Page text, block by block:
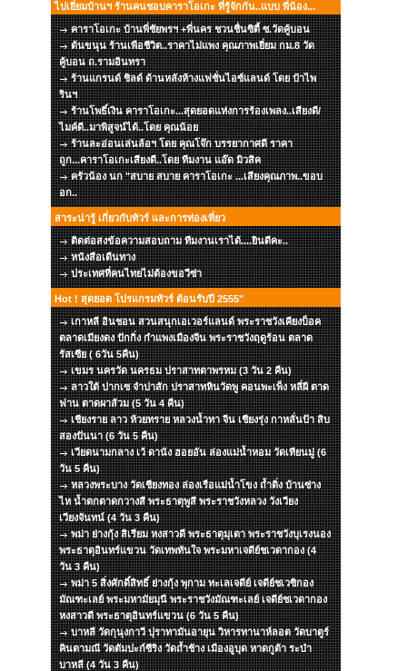
ไปเยี่ยมบ้านฯ ร้านคนชอบคาราโอเกะ ที่รู้จักกัน..แบบ พี่น้อง...
คาราโอเกะ บ้านพี่ชัยพรฯ +พี่นคร ชวนชื่นซิตี้ ซ.วัดคู้บอน
ต้นขนุน ร้านเพือชีวิต..ราคาไม่แพง คุณภาพเยี่ยม กม.8 วัด
คู้บอน ถ.รามอินทรา
ร้านแกรนด์ ชิลด์ ด้านหลังห้างแฟชั่นไอซ์แลนด์ โดย ป๋าไพ
รินฯ
ร้านโพธิ์เงิน คาราโอเกะ...สุดยอดแห่งการร้องเพลง..เสียงดี/
ไมค์ดี..มาพิสูจน์ได้..โดย คุณน้อย
ร้านละอ่อนเล่นล้อฯ โดย คุณโจ๊ก บรรยากาศดี ราคา
ถูก...คาราโอเกะเสียงดี..โดย ทีมงาน แอ๊ด มิวสิค
ครัวน้อง นก "สบาย สบาย คาราโอเกะ ...เสียงคุณภาพ..ขอบ
อก..
สาระน่ารู้ เกี่ยวกับทัวร์ และการท่องเที่ยว
ติดต่อสงข้อความสอบถาม ทีมงานเราได้....ยินดีคะ..
หนังสือเดืนทาง
ประเทศที่คนไทยไม่ต้องขอวีซ่า
Hot ! สุดยอด โปรแกรมทัวร์ ต้อนรับปี 2555"
เกาหลี อินชอน สวนสนุกเอเวอร์แลนด์ พระราชวังเคียงบ็อค
ตลาดเมียงดง ปักกิ่ง กำแพงเมืองจีน พระราชวังฤดูร้อน ตลาด
รัสเซีย ( 6วัน 5คืน)
เขมร นครวัด นครธม ปราสาทตาพรหม (3 วัน 2 คืน)
ลาวใต้ ปากเซ จำปาสัก ปราสาทหินวัดพู คอนพะเพ็ง หลี่ผี ตาด
ฟาน ตาดผาส้วม (5 วัน 4 คืน)
เชียงราย ลาว ห้วยทราย หลวงน้ำทา จีน เชียงรุ่ง กาหลั่นป้า สิบ
สองปันนา (6 วัน 5 คืน)
เวียดนามกลาง เว้ ดานัง ฮอยอัน ล่องแม่น้ำหอม วัดเทียนมู่ (6
วัน 5 คืน)
หลวงพระบาง วัดเชียงทอง ล่องเรือแม่น้ำโขง ถ้ำติ่ง บ้านซ่าง
ไห น้ำตกตาดกวางสี พระธาตุพูสี พระราชวังหลวง วังเวียง
เวียงจันทน์ (4 วัน 3 คืน)
พม่า ย่างกุ้ง สิเรียม หงสาวดี พระธาตุมุเตา พระราชวังบุเรงนอง
พระธาตุอินทร์แขวน วัดเทพทันใจ พระมหาเจดีย์ชเวดากอง (4
วัน 3 คืน)
พม่า 5 สิ่งศักดิ์สิทธิ์ ย่างกุ้ง พุกาม ทะเลเจดีย์ เจดีย์ชเวซิกอง
มัณฑะเลย์ พระมหามัยมุนี พระราชวังมัณฑะเลย์ เจดีย์ชเวดากอง
หงสาวดี พระธาตุอินทร์แขวน (6 วัน 5 คืน)
บาหลี วัดกุนุงกาวี ปุราทามันอายุน วิหารทานาห์ลอต วัดบาตูร์
คินตามณี วัดตัมปะก์ซีริง วัดถ้ำช้าง เมืองอูบุด หาดกูต้า ระบำ
บาหลี (4 วัน 3 คืน)